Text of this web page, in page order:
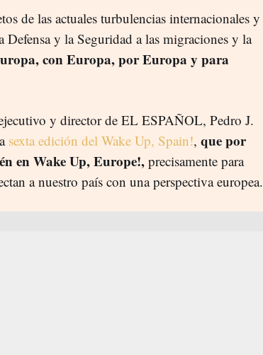
de las actuales turbulencias internacionales y
Defensa y la Seguridad a las migraciones y la
con Europa, por Europa y para
y director de EL ESPAÑOL, Pedro J.
sexta edición del Wake Up, Spain!, que por
en Wake Up, Europe!, precisamente para
a nuestro país con una perspectiva europea.